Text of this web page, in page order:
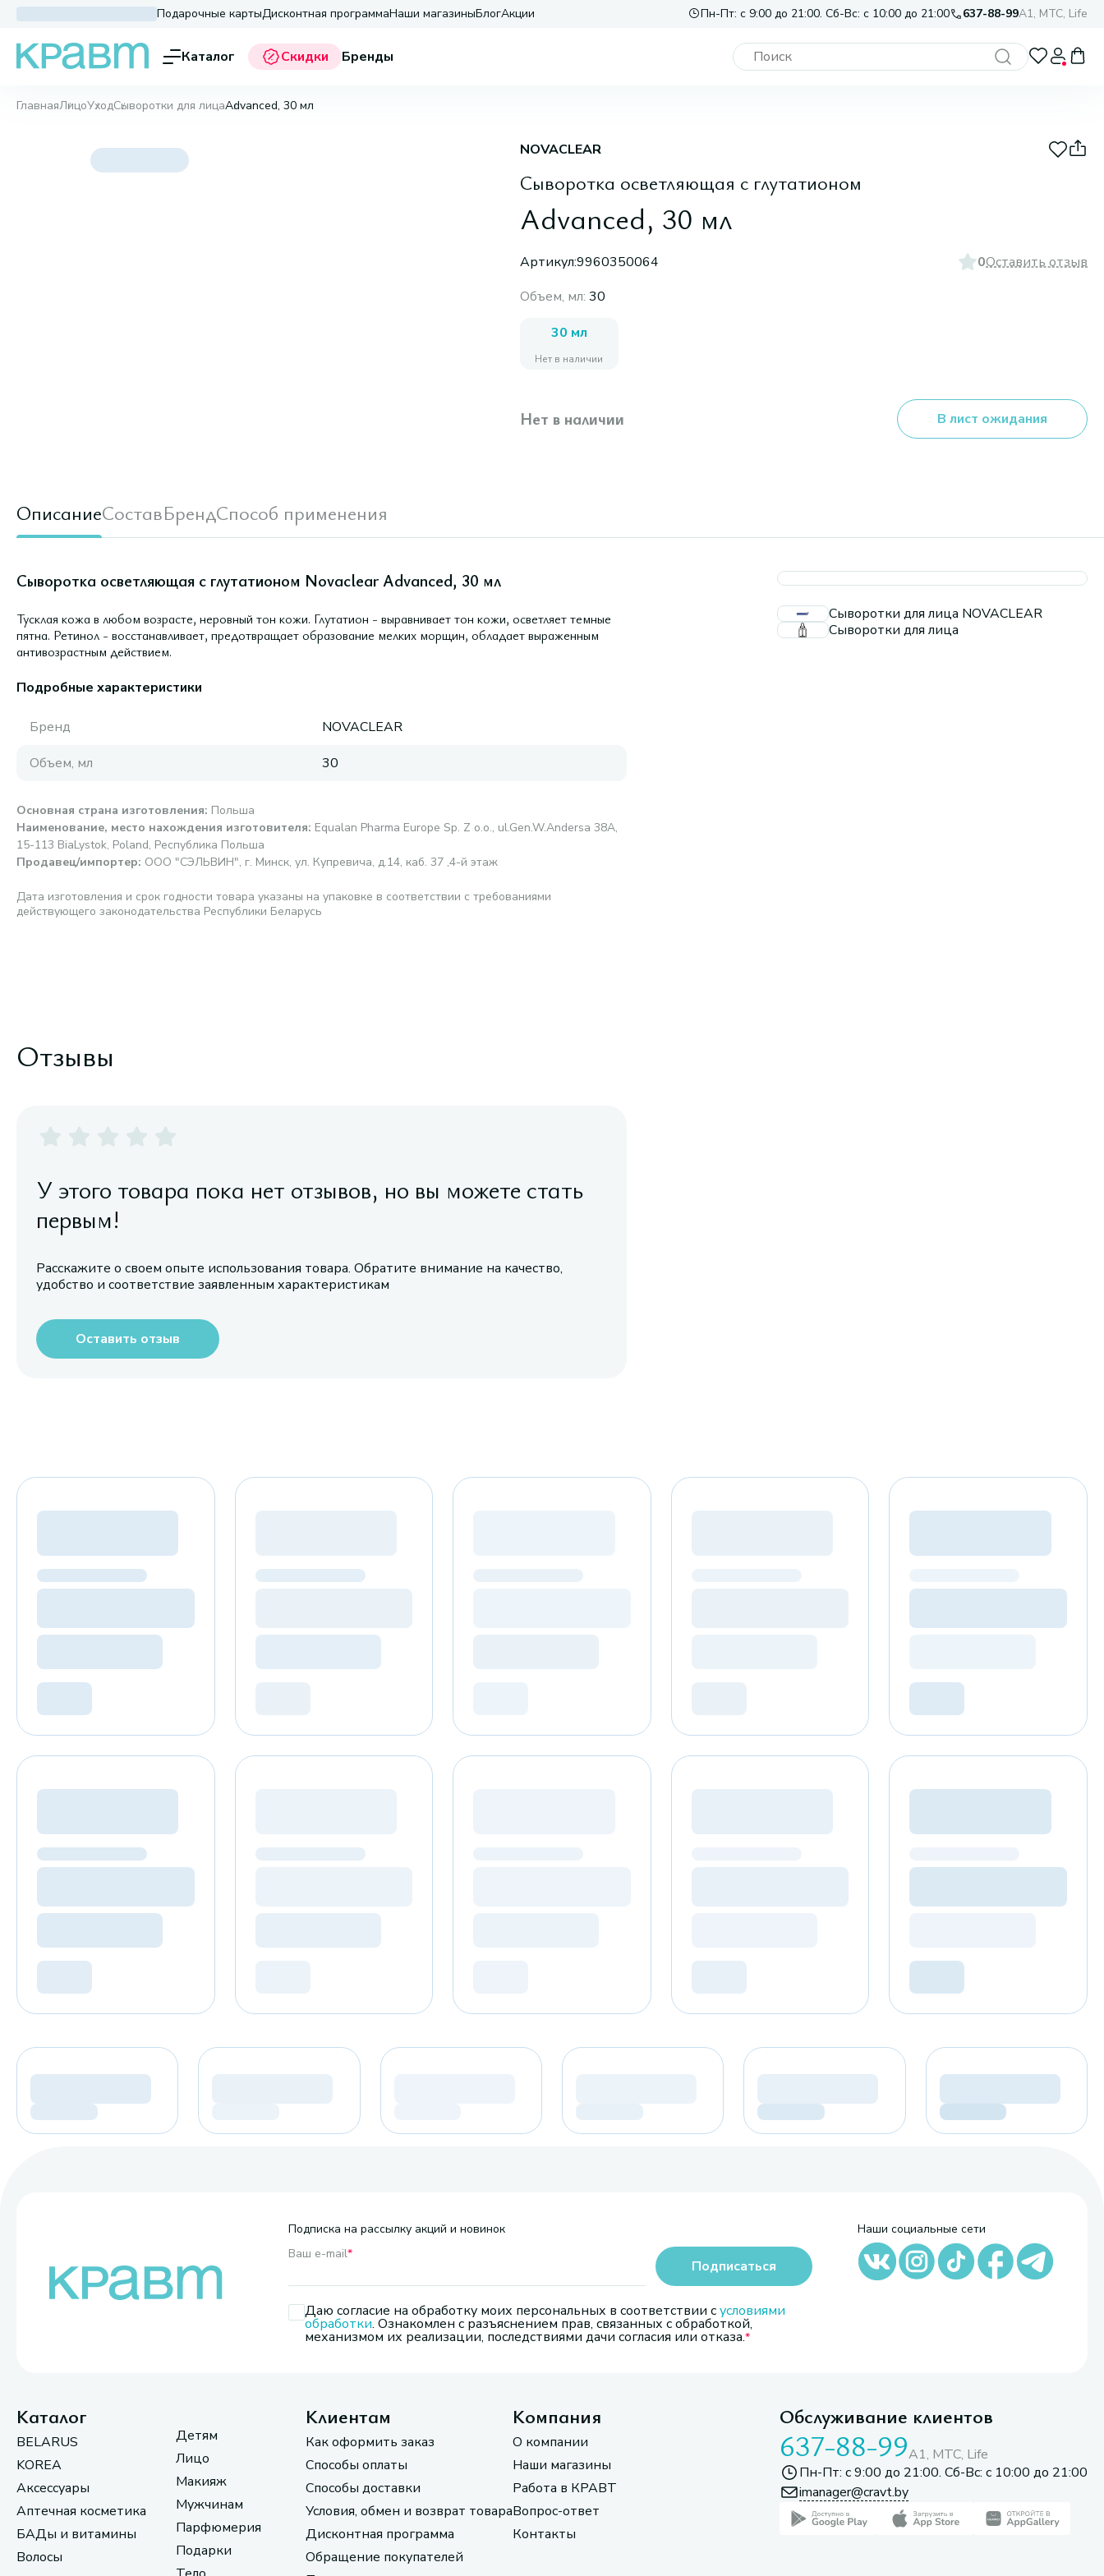
Подарочные картыДисконтная программаНаши магазиныБлогАкции Пн-Пт: с 9:00 до 21:00. Сб-Вс: с 10:00 до 21:00 637-88-99A1, МТС, Life
Каталог Скидки Бренды
ГлавнаяЛицоУходСыворотки для лицаAdvanced, 30 мл
NOVACLEAR
Сыворотка осветляющая с глутатионом
Advanced, 30 мл
Артикул:9960350064 0Оставить отзыв
Объем, мл: 30
30 мл
Нет в наличии
Нет в наличии В лист ожидания
ОписаниеСоставБрендСпособ применения
Сыворотка осветляющая с глутатионом Novaclear Advanced, 30 мл
Тусклая кожа в любом возрасте, неровный тон кожи. Глутатион - выравнивает тон кожи, осветляет темные
пятна. Ретинол - восстанавливает, предотвращает образование мелких морщин, обладает выраженным
антивозрастным действием.
Подробные характеристики
Бренд
NOVACLEAR
Объем, мл
30
Основная страна изготовления: Польша
Наименование, место нахождения изготовителя: Equalan Pharma Europe Sp. Z o.o., ul.Gen.W.Andersa 38A,
15-113 BiaLystok, Poland, Республика Польша
Продавец/импортер: ООО "СЭЛЬВИН", г. Минск, ул. Купревича, д.14, каб. 37 ,4-й этаж
Дата изготовления и срок годности товара указаны на упаковке в соответствии с требованиями
действующего законодательства Республики Беларусь
Сыворотки для лица NOVACLEAR
Сыворотки для лица
Отзывы
У этого товара пока нет отзывов, но вы можете стать
первым!
Расскажите о своем опыте использования товара. Обратите внимание на качество,
удобство и соответствие заявленным характеристикам
Оставить отзыв
Подписка на рассылку акций и новинок
Ваш e-mail*
Даю согласие на обработку моих персональных в соответствии сусловиями
обработки. Ознакомлен с разъяснением прав, связанных с обработкой,
механизмом их реализации, последствиями дачи согласия или отказа.
Подписаться
Наши социальные сети
Каталог
BELARUS
KOREA
Аксессуары
Аптечная косметика
БАДы и витамины
Волосы
Детям
Лицо
Макияж
Мужчинам
Парфюмерия
Подарки
Клиентам
Как оформить заказ
Способы оплаты
Способы доставки
Условия, обмен и возврат товара
Дисконтная программа
Обращение покупателей
Компания
О компании
Наши магазины
Работа в КРАВТ
Вопрос-ответ
Контакты
Обслуживание клиентов
637-88-99A1, МТС, Life
Пн-Пт: с 9:00 до 21:00. Сб-Вс: с 10:00 до 21:00
imanager@cravt.by